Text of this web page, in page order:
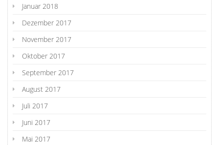
Januar 2018
Dezember 2017
November 2017
Oktober 2017
September 2017
August 2017
Juli 2017
Juni 2017
Mai 2017